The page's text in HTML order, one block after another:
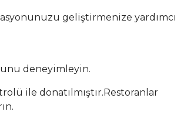
geliştirmenize yardımcı
deneyimleyin.
ile donatılmıştır.Restoranlar